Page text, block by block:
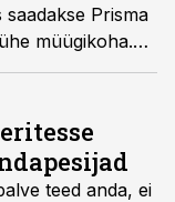
Prisma
müügikoha.
näidanud
aktiivset kasvu
teed anda, ei